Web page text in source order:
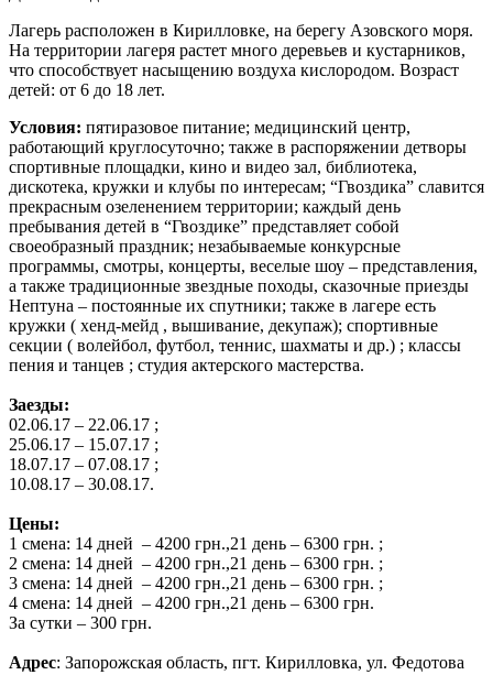
Лагерь расположен в Кирилловке, на берегу Азовского моря.
На территории лагеря растет много деревьев и кустарников,
что способствует насыщению воздуха кислородом. Возраст
детей: от 6 до 18 лет.
Условия: пятиразовое питание; медицинский центр,
работающий круглосуточно; также в распоряжении детворы
спортивные площадки, кино и видео зал, библиотека,
дискотека, кружки и клубы по интересам; “Гвоздика” славится
прекрасным озеленением территории; каждый день
пребывания детей в “Гвоздике” представляет собой
своеобразный праздник; незабываемые конкурсные
программы, смотры, концерты, веселые шоу – представления,
а также традиционные звездные походы, сказочные приезды
Нептуна – постоянные их спутники; также в лагере есть
кружки ( хенд-мейд , вышивание, декупаж); спортивные
секции ( волейбол, футбол, теннис, шахматы и др.) ; классы
пения и танцев ; студия актерского мастерства.
Заезды:
02.06.17 – 22.06.17 ;
25.06.17 – 15.07.17 ;
18.07.17 – 07.08.17 ;
10.08.17 – 30.08.17.
Цены:
1 смена: 14 дней – 4200 грн.,21 день – 6300 грн. ;
2 смена: 14 дней – 4200 грн.,21 день – 6300 грн. ;
3 смена: 14 дней – 4200 грн.,21 день – 6300 грн. ;
4 смена: 14 дней – 4200 грн.,21 день – 6300 грн.
За сутки – 300 грн.
Адрес: Запорожская область, пгт. Кирилловка, ул. Федотова